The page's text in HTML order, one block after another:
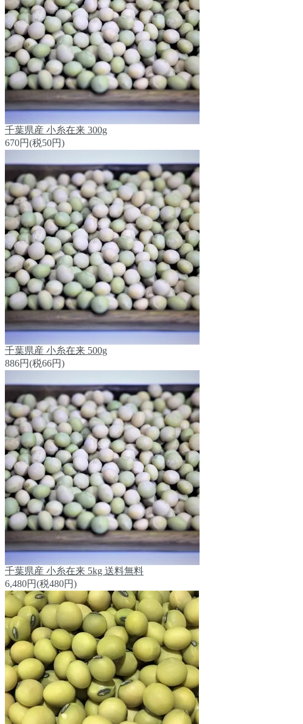
千葉県産 小糸在来 300g
670円(税50円)
千葉県産 小糸在来 500g
886円(税66円)
千葉県産 小糸在来 5kg 送料無料
6,480円(税480円)